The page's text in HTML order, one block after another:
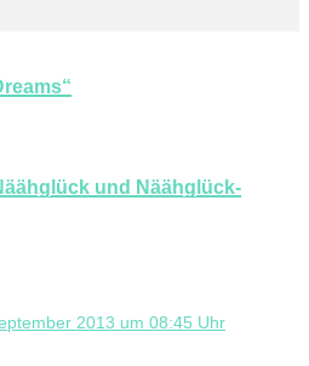
und Näähglück-
2013 um 08:45 Uhr